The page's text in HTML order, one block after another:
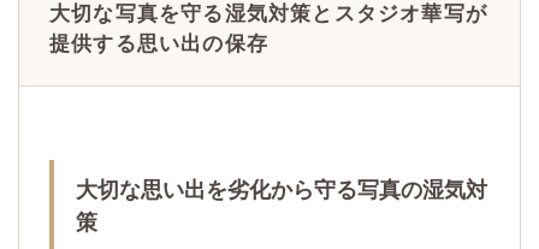
大切な写真を守る湿気対策とスタジオ華写が
提供する思い出の保存
大切な思い出を劣化から守る写真の湿気対
策